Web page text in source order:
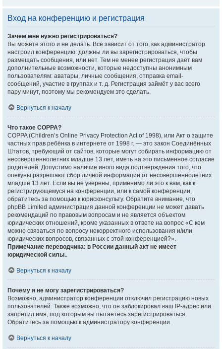
Вход на конференцию и регистрация
Зачем мне нужно регистрироваться?
Вы можете этого и не делать. Всё зависит от того, как администратор
настроил конференцию: должны ли вы зарегистрироваться, чтобы
размещать сообщения, или нет. Тем не менее регистрация даёт вам
дополнительные возможности, которые недоступны анонимным
пользователям: аватары, личные сообщения, отправка email-
сообщений, участие в группах и т. д. Регистрация займёт у вас всего
пару минут, поэтому мы рекомендуем это сделать.
Вернуться к началу
Что такое COPPA?
COPPA (Children’s Online Privacy Protection Act of 1998), или Акт о защите
частных прав ребёнка в интернете от 1998 г. — это закон Соединённых
Штатов, требующий от сайтов, которые могут собирать информацию от
несовершеннолетних младше 13 лет, иметь на это письменное согласие
родителей. Допустимо наличие иного вида подтверждения того, что
опекуны разрешают сбор личной информации от несовершеннолетних
младше 13 лет. Если вы не уверены, применимо ли это к вам, как к
регистрирующемуся на конференции, или к самой конференции,
обратитесь за помощью к юрисконсульту. Обратите внимание, что
phpBB Limited администрация данной конференции не может давать
рекомендаций по правовым вопросам и не является объектом
юридических отношений, кроме указанных в ответе на вопрос «С кем
можно связаться по вопросу некорректного использования и/или
юридических вопросов, связанных с этой конференцией?».
Примечание переводчика: в России данный акт не имеет
юридической силы..
Вернуться к началу
Почему я не могу зарегистрироваться?
Возможно, администратор конференции отключил регистрацию новых
пользователей. Также возможно, что он заблокировал ваш IP-адрес или
запретил имя, под которым вы пытаетесь зарегистрироваться.
Обратитесь за помощью к администратору конференции.
Вернуться к началу